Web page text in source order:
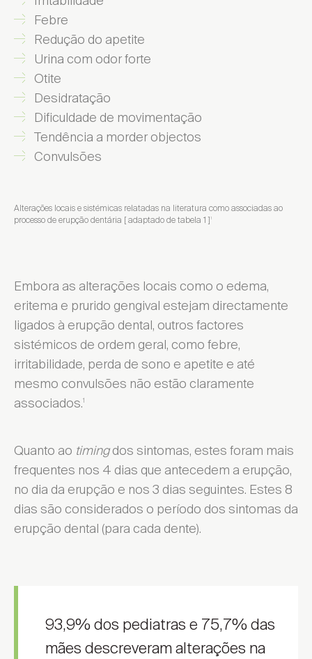
Febre
Redução do apetite
Urina com odor forte
Otite
Desidratação
Dificuldade de movimentação
Tendência a morder objectos
Convulsões
Alterações locais e sistémicas relatadas na literatura como associadas ao
processo de erupção dentária [ adaptado de tabela 1 ] 1
Embora as alterações locais como o edema,
eritema e prurido gengival estejam directamente
ligados à erupção dental, outros factores
sistémicos de ordem geral, como febre,
irritabilidade, perda de sono e apetite e até
mesmo convulsões não estão claramente
associados.1
Quanto ao timingdos sintomas, estes foram mais
frequentes nos 4 dias que antecedem a erupção,
no dia da erupção e nos 3 dias seguintes. Estes 8
dias são considerados o período dos sintomas da
erupção dental (para cada dente).
93,9% dos pediatras e 75,7% das
mães descreveram alterações na